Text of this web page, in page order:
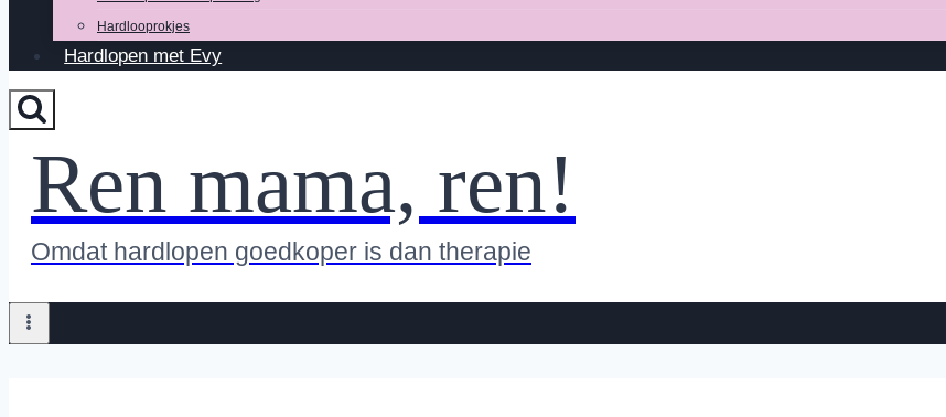
Hardlooprokjes
Hardlopen met Evy
Ren mama, ren!
Omdat hardlopen goedkoper is dan therapie